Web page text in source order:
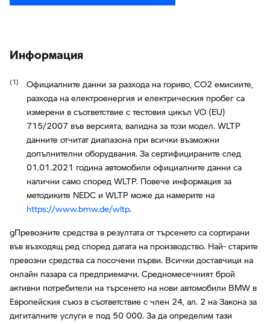
Информация
Официалните данни за разхода на гориво, CO2 емисиите,
разхода на електроенергия и електрическия пробег са
измерени в съответствие с тестовия цикъл VO (EU)
715/2007 във версията, валидна за този модел. WLTP
данните отчитат диапазона при всички възможни
допълнителни оборудвания. За сертифицираните след
01.01.2021 година автомобили официалните данни са
налични само според WLTP. Повече информация за
методиките NEDC и WLTP може да намерите на
https://www.bmw.de/wltp.
gПревозните средства в резултата от търсенето са сортирани
във възходящ ред според датата на производство. Най- старите
превозни средства са посочени първи. Всички доставчици на
онлайн пазара са предприемачи. Средномесечният брой
активни потребители на търсенето на нови автомобили BMW в
Европейския съюз в съответствие с член 24, ал. 2 на Закона за
дигиталните услуги е под 50 000. За да определим тази